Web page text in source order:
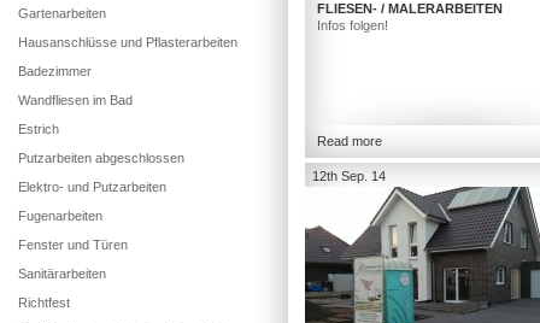
FLIESEN- / MALERARBEITEN
Infos folgen!
Read more
12th Sep. 14
Gartenarbeiten
Hausanschlüsse und Pflasterarbeiten
Badezimmer
Wandfliesen im Bad
Estrich
Putzarbeiten abgeschlossen
Elektro- und Putzarbeiten
Fugenarbeiten
Fenster und Türen
Sanitärarbeiten
Richtfest